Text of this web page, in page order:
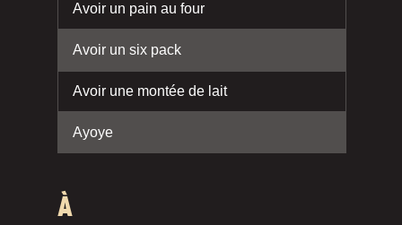
Avoir un pain au four
Avoir un six pack
Avoir une montée de lait
Ayoye
À